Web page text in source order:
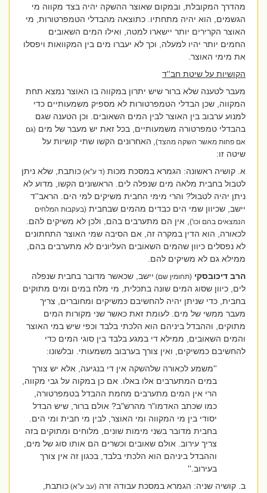
מהדרך המקובלת, ובמקום שאוצר ההשקה יהיה בצד מקווה מי
הגשמים, הוא יהיה מתחתיו. כתוצאה מהבדלי הטמפרטורות, מי
האוצר הקרירים יותר יישארו למטה, ואילו המים השאובים
החמים יותר יהיו למעלה, וכך לא יעברו מים בין המקוואות ויפסלו
את מימי האוצר.
הקושיות על שיטת חב''ד
מעבר לטענה שלא ברור שיש יתרון במקווה בו האוצר נמצא תחת
המקווה, שכן הבדלי הטמפרטורות לא מספיק משמעותיים כדי
למנוע ערבוב בין האוצר לבין המים השאובים. וכן הטענה שגם
בהבדלי טמפרטורה משמעותיים, בכל זאת יש מעבר של מים(גם
אם פחות מאשר השקה מהצד),האחרונים הקשו שתי קושיות על
שיטה זו:
א. קושיה ראשונה: הגמרא במסכת מכות(ד ע''א)כותבת, שלא ניתן
לטבול בחבית מלאה מים שנפלה לים. הראשונים הקשו, מדוע לא
ניתן יהיה לטבול? והרי מימי החבית משיקים למי הים. הראב''ד
יישב, שכיוון שמי הים כבדים מהמים שבחבית(בעקבות המלחים
הנמצאים בהם וכו'), אין הם מתערבים בהם, ולכן לא משיקים להם.
לכאורה, הוא הדין במקרה זה, אם הסיבה שמי האוצר התחתונים
לא נפסלים כיוון שהמים השאובים העליונים לא מתערבים בהם,
ממילא גם לא משיקים להם.
הרב דיכובסקי(תחומין שם) יישב, שכאשר מדובר בחבית שנפלה
לים, כיוון שסוג המים שונה בתכלית, מי מלח במים ומים מתוקים
בחבית, כדי שניתן יהיה להחשיבם כמשיקים ומחוברים, צריך
מעבר ממשי של מים. לעומת זאת כאשר שני מקורות המים
מתוקים, וההבדל ביניהם הוא הלכתי בלבד וכפי שיש במי האוצר
והמים השאובים, ממילא די במגע בלבד בין סוגי המים כדי
להחשיבם כמשיקים, ואין צורך בערבוב משמעותי. ובלשונו:
''משמע לכאורה שלהשקה אין די בנגיעה, אלא יש צורך
במים המתערבים אלו באלו. אם כן במקוה על גבי מקווה,
הרי אין המים מתערבים מחמת ההבדל בטמפרטורה,
כמו שכתב האדמו"ר מהרש"ב? אולם ברור, שיש הבדל
יסודי בין מי המקווה ומי האוצר, לבין מי חבית ומי הים.
בחבית מדובר בשני מימות שונים, מלוחים ומתוקים בזה
צריך עירוב. אולם שאובים וכשרים הם אותו סוג של מים,
וההבדל ביניהם הוא הלכתי בלבד, בכגון זה אין צורך
בעירוב.''
ב. קושיה שניה: הגמרא במסכת עבודה זרה(עב ע''א)כותבת,